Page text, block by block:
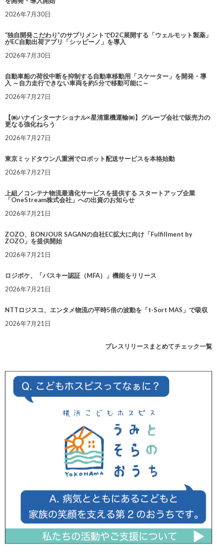
2026年7月30日
“独自開発こだわり”のサプリメントでD2C展開する「ウェルモット製薬」
がEC自動出荷アプリ「シッピーノ」を導入
2026年7月30日
自動車船の荷役中断を抑制する自動車移動用「スケーター」を開発・導
入 ～自力走行できない車両を約5分で移動可能に～
2026年7月27日
【㈱ハナインターナショナル×星清重機運輸㈱】グループ会社で販売力の
更なる強化ねらう
2026年7月27日
東京ミッドタウン八重洲でロボット配送サービスを本格始動
2026年7月27日
上組／コンテナ物流最適化サービスを提供する スタートアップ企業
「OneStream株式会社」への出資のお知らせ
2026年7月21日
ZOZO、BONJOUR SAGANの自社EC拡大に向け「Fulfillment by
ZOZO」を提供開始
2026年7月21日
ロジポケ、「パスキー認証（MFA）」機能をリリース
2026年7月21日
NTTロジスコ、エンタメ物流の平時5倍の波動を「t-Sort MAS」で吸収
2026年7月21日
プレスリリースまとめてチェック一覧